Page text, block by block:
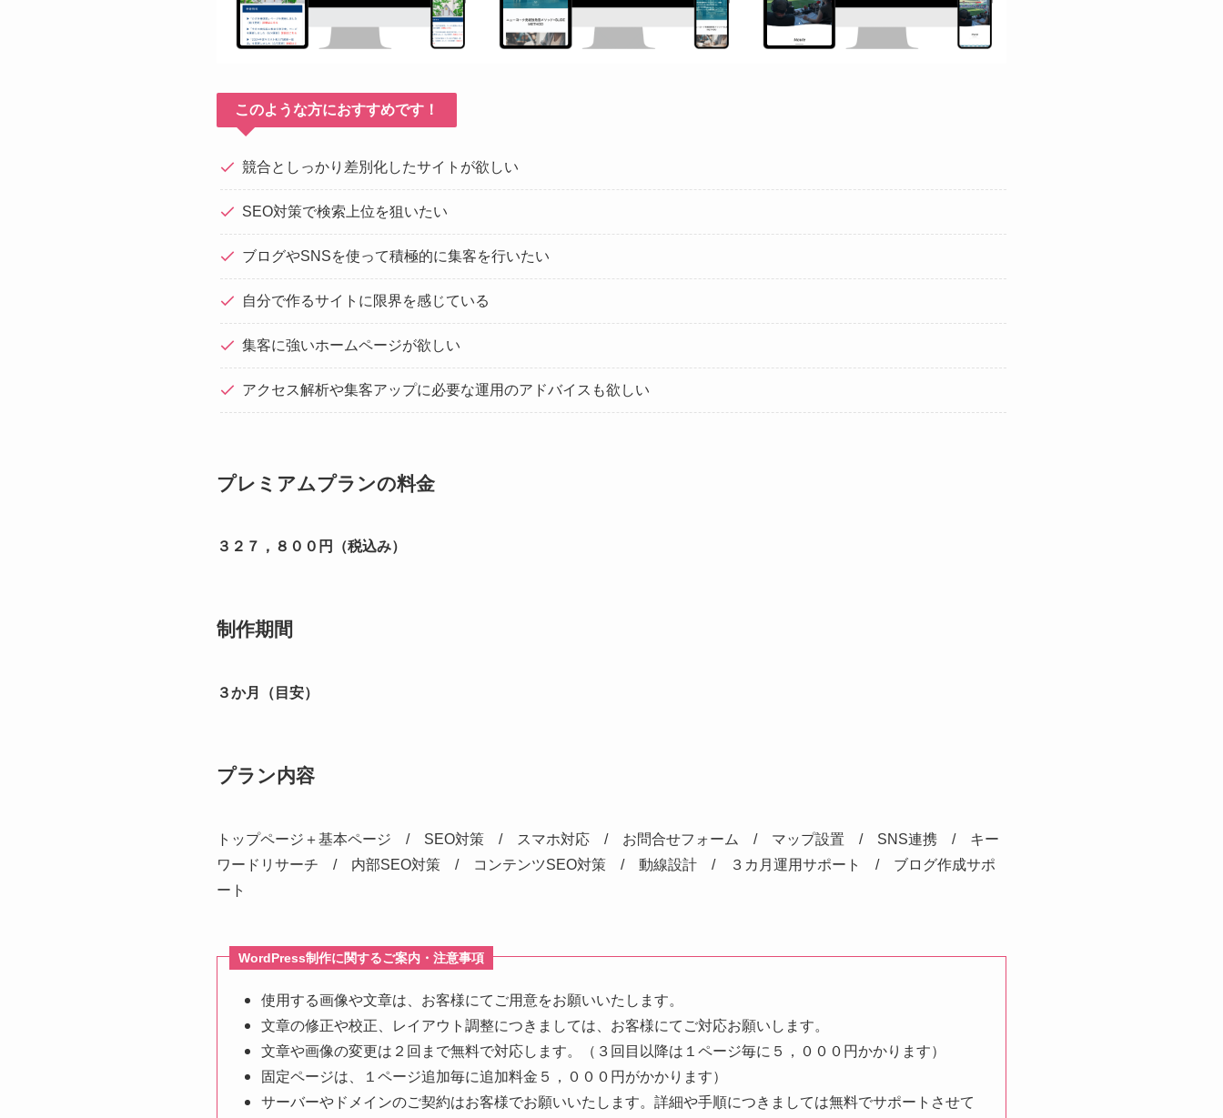
このような方におすすめです！
競合としっかり差別化したサイトが欲しい
SEO対策で検索上位を狙いたい
ブログやSNSを使って積極的に集客を行いたい
自分で作るサイトに限界を感じている
集客に強いホームページが欲しい
アクセス解析や集客アップに必要な運用のアドバイスも欲しい
プレミアムプランの料金
３２７，８００円（税込み）
制作期間
３か月 （目安）
プラン内容
トップページ＋基本ページ / SEO対策 / スマホ対応 / お問合せフォーム / マップ設置 / SNS連携 / キー
ワードリサーチ / 内部SEO対策 / コンテンツSEO対策 / 動線設計 / ３カ月運用サポート / ブログ作成サポ
ート
WordPress制作に関するご案内・注意事項
使用する画像や文章は、お客様にてご用意をお願いいたします。
文章の修正や校正、レイアウト調整につきましては、お客様にてご対応お願いします。
文章や画像の変更は２回まで無料で対応します。（３回目以降は１ページ毎に５，０００円かかります）
固定ページは、１ページ追加毎に追加料金５，０００円がかかります）
サーバーやドメインのご契約はお客様でお願いいたします。詳細や手順につきましては無料でサポートさせて